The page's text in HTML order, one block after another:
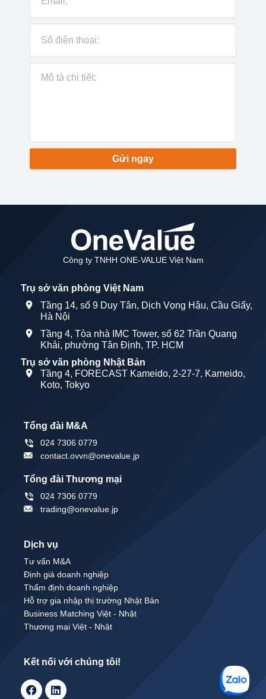
Gửi ngay
Công ty TNHH ONE-VALUE Việt Nam
Trụ sở văn phòng Việt Nam
Tầng 14, số 9 Duy Tân, Dịch Vọng Hậu, Cầu Giấy,
Hà Nội
Tầng 4, Tòa nhà IMC Tower, số 62 Trần Quang
Khải, phường Tân Định, TP. HCM
Trụ sở văn phòng Nhật Bản
Tầng 4, FORECAST Kameido, 2-27-7, Kameido,
Koto, Tokyo
Tổng đài M&A
024 7306 0779
contact.ovvn@onevalue.jp
Tổng đài Thương mại
024 7306 0779
trading@onevalue.jp
Dịch vụ
Tư vấn M&A
Định giá doanh nghiệp
Thẩm định doanh nghiệp
Hỗ trợ gia nhập thị trường Nhật Bản
Business Matching Việt - Nhật
Thương mại Việt - Nhật
Kết nối với chúng tôi!